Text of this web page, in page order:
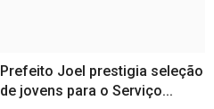
Prefeito Joel prestigia seleção
de jovens para o Serviço...